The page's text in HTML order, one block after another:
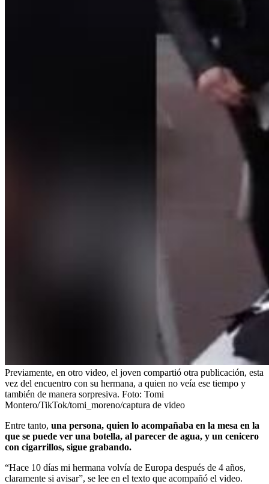
Previamente, en otro video, el joven compartió otra publicación, esta
vez del encuentro con su hermana, a quien no veía ese tiempo y
también de manera sorpresiva. Foto: Tomi
Montero/TikTok/tomi_moreno/captura de video
Entre tanto, una persona, quien lo acompañaba en la mesa en la
que se puede ver una botella, al parecer de agua, y un cenicero
con cigarrillos, sigue grabando.
“Hace 10 días mi hermana volvía de Europa después de 4 años,
claramente si avisar”, se lee en el texto que acompañó el video.